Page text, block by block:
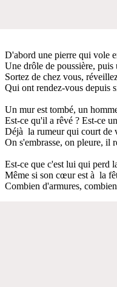
D'abord une pierre qui vole
Une drôle de poussière, puis
Sortez de chez vous,
Qui ont rendez-vous depuis
Un mur est tombé, un
Est-ce qu'il a rêvé ? Est-ce
Déjà la rumeur qui court de
On s'embrasse, on pleure, il
Est-ce que c'est lui qui perd
Même si son cœur est à la
Combien d'armures,